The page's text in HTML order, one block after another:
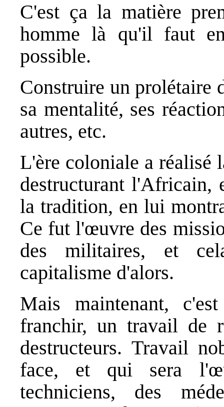
C'est ça la matière
homme là qu'il faut
possible.
Construire un prolétaire
sa mentalité, ses
autres, etc.
L'ère coloniale a réalisé
destructurant l'Africain,
la tradition, en lui
Ce fut l'œuvre des
des militaires, et
capitalisme d'alors.
Mais maintenant,
franchir, un travail de
destructeurs. Travail
face, et qui sera
techniciens, des